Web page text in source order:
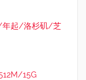
年起/洛杉矶/芝
15G